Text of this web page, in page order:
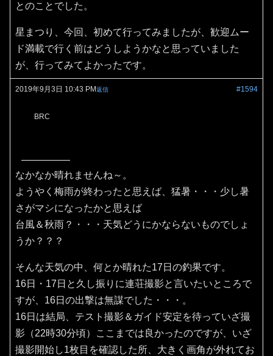
とのことでした。
星まつり、今回、初めて行ってみましたが、歓迎ムー
ド満載で行く前はどうしようかなと思っていました
が、行ってみてよかったです。
2019年9月3日 10:43 PM #1594
返信
BRC
なかなか晴れませんね～。
ようやく梅雨が終わったと思えば、猛暑・・・少し暑
さがマシになったかと思えば
台風＆秋雨？・・・天気どうにかならないものでしょ
うか？？？
そんな天気の中、何とか晴れた17日の釣果です。
16日・17日と久し振りに連荘撮影と言いたいところで
すが、16日の出撃は無謀でした・・・。
16日は結局、テスト撮影＆ガイド安定を待っていざ撮
影（22時30分頃）ここまでは良かったのですが、いざ
撮影開始し1枚目を確認した所、大きく画角が外れてお